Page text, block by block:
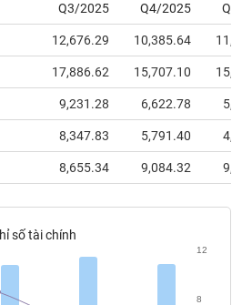
Q3/2025 Q4/2025
12,676.29 10,385.64
17,886.62 15,707.10
9,231.28 6,622.78
8,347.83 5,791.40
8,655.34 9,084.32
số tài chính
8
12